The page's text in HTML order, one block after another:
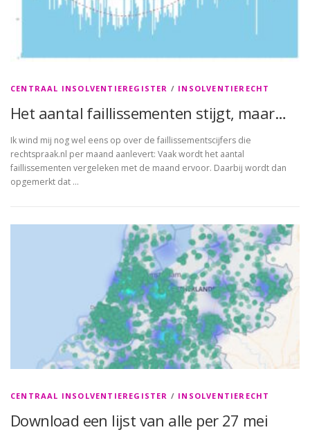
CENTRAAL INSOLVENTIEREGISTER / INSOLVENTIERECHT
Het aantal faillissementen stijgt, maar…
Ik wind mij nog wel eens op over de faillissementscijfers die
rechtspraak.nl per maand aanlevert: Vaak wordt het aantal
faillissementen vergeleken met de maand ervoor. Daarbij wordt dan
opgemerkt dat …
CENTRAAL INSOLVENTIEREGISTER / INSOLVENTIERECHT
Download een lijst van alle per 27 mei